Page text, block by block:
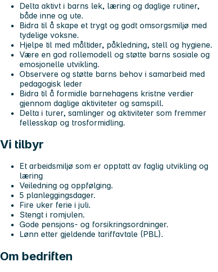
Delta aktivt i barns lek, læring og daglige rutiner,
både inne og ute.
Bidra til å skape et trygt og godt omsorgsmiljø med
tydelige voksne.
Hjelpe til med måltider, påkledning, stell og hygiene.
Være en god rollemodell og støtte barns sosiale og
emosjonelle utvikling.
Observere og støtte barns behov i samarbeid med
pedagogisk leder
Bidra til å formidle barnehagens kristne verdier
gjennom daglige aktiviteter og samspill.
Delta i turer, samlinger og aktiviteter som fremmer
fellesskap og trosformidling.
Vi tilbyr
Et arbeidsmiljø som er opptatt av faglig utvikling og
læring
Veiledning og oppfølging.
5 planleggingsdager.
Fire uker ferie i juli.
Stengt i romjulen.
Gode pensjons- og forsikringsordninger.
Lønn etter gjeldende tariffavtale (PBL).
Om bedriften